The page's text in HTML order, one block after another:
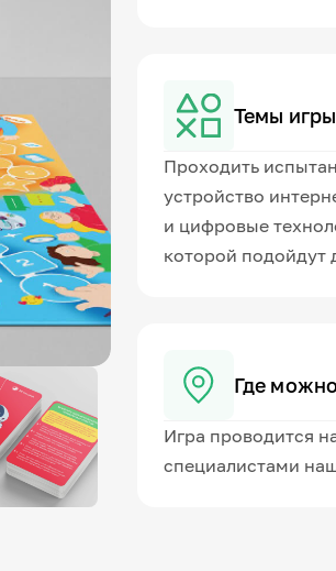
Темы игры
Проходить
устройство
и цифровые
которой подойдут
Где
Игра проводится
специалистами